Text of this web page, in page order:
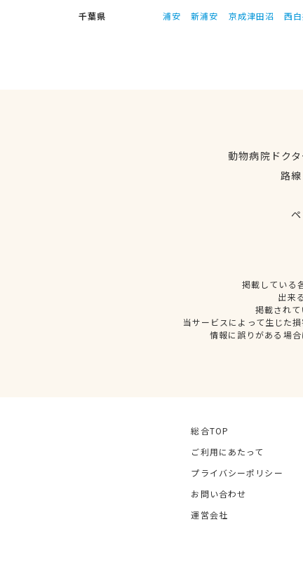
千葉県
浦安 新浦安 京成津田沼 西
動物病院ドク
路
掲載している
出来
掲載され
当サービスによって生じた
情報に誤りがある場
総合TOP
ご利用にあたって
プライバシーポリシー
お問い合わせ
運営会社